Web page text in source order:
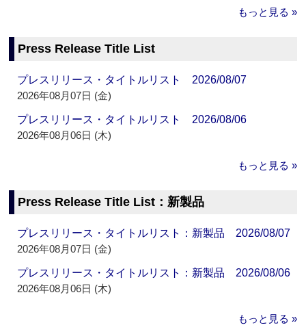
もっと見る »
Press Release Title List
プレスリリース・タイトルリスト 2026/08/07
2026年08月07日 (金)
プレスリリース・タイトルリスト 2026/08/06
2026年08月06日 (木)
もっと見る »
Press Release Title List：新製品
プレスリリース・タイトルリスト：新製品 2026/08/07
2026年08月07日 (金)
プレスリリース・タイトルリスト：新製品 2026/08/06
2026年08月06日 (木)
もっと見る »